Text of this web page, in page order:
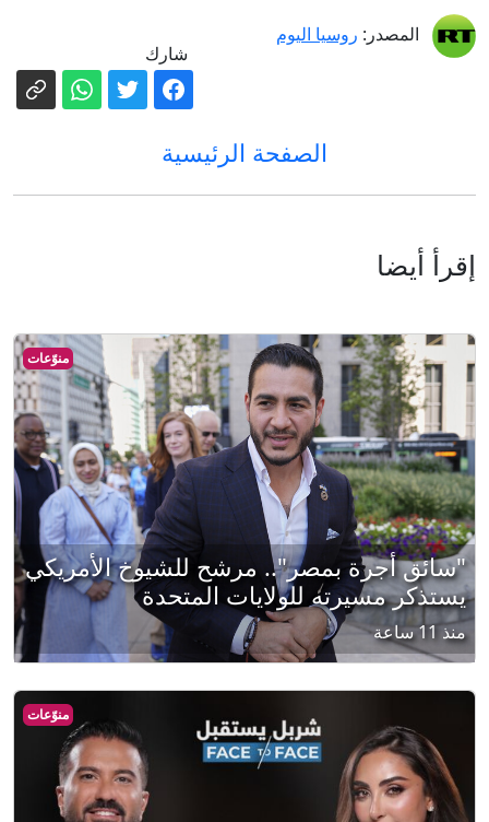
المصدر: روسيا اليوم
شارك
الصفحة الرئيسية
إقرأ أيضا
منوّعات
"سائق أجرة بمصر".. مرشح للشيوخ الأمريكي
يستذكر مسيرته للولايات المتحدة
منذ 11 ساعة
منوّعات